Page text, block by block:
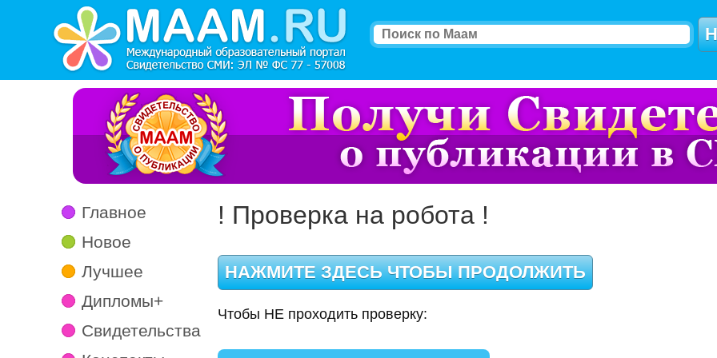
Главное
Новое
Лучшее
Дипломы+
Свидетельства
! Проверка на робота !
Чтобы НЕ проходить проверку: